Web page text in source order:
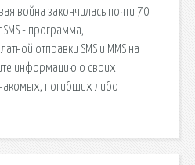
война закончилась почти 70
- программа,
отправки SMS и MMS на
информацию о своих
погибших либо